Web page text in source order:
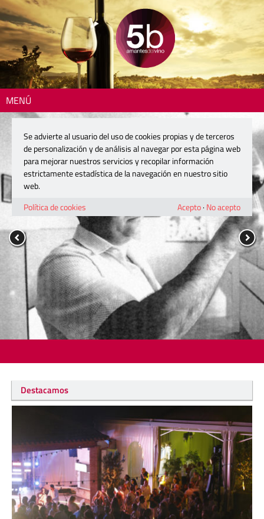
MENÚ
Destacamos
Se advierte al usuario del uso de cookies propias y de terceros
de personalización y de análisis al navegar por esta página web
para mejorar nuestros servicios y recopilar información
estrictamente estadística de la navegación en nuestro sitio
web.
Política de cookies
Acepto· No acepto